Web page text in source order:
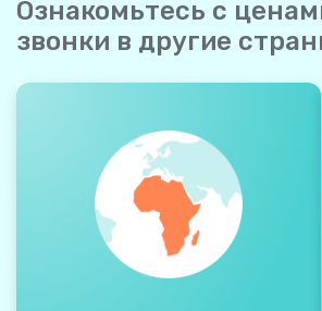
Ознакомьтесь с
звонки в другие